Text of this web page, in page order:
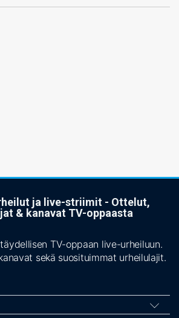
ja live-striimit - Ottelut,
& kanavat TV-oppaasta
TV-oppaan live-urheiluun.
sekä suosituimmat urheilulajit.